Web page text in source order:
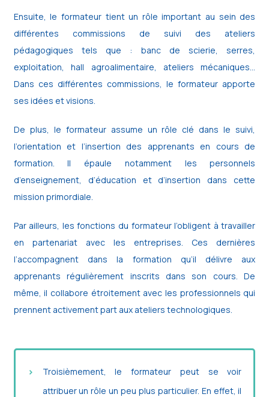
Ensuite, le formateur tient un rôle important au sein des
différentes commissions de suivi des ateliers
pédagogiques tels que : banc de scierie, serres,
exploitation, hall agroalimentaire, ateliers mécaniques…
Dans ces différentes commissions, le formateur apporte
ses idées et visions.
De plus, le formateur assume un rôle clé dans le suivi,
l’orientation et l’insertion des apprenants en cours de
formation. Il épaule notamment les personnels
d’enseignement, d’éducation et d’insertion dans cette
mission primordiale.
Par ailleurs, les fonctions du formateur l’obligent à travailler
en partenariat avec les entreprises. Ces dernières
l’accompagnent dans la formation qu’il délivre aux
apprenants régulièrement inscrits dans son cours. De
même, il collabore étroitement avec les professionnels qui
prennent activement part aux ateliers technologiques.
Troisièmement, le formateur peut se voir
attribuer un rôle un peu plus particulier. En effet, il